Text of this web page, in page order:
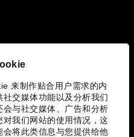
来制作贴合用户需求的内
社交媒体功能以及分析我们
会与社交媒体、广告和分析
对我们网站的使用情况，这
会将此类信息与您提供给他